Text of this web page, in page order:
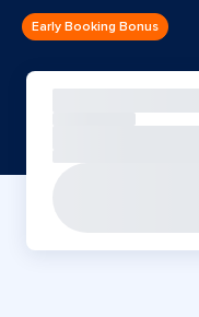
Early Booking Bonus